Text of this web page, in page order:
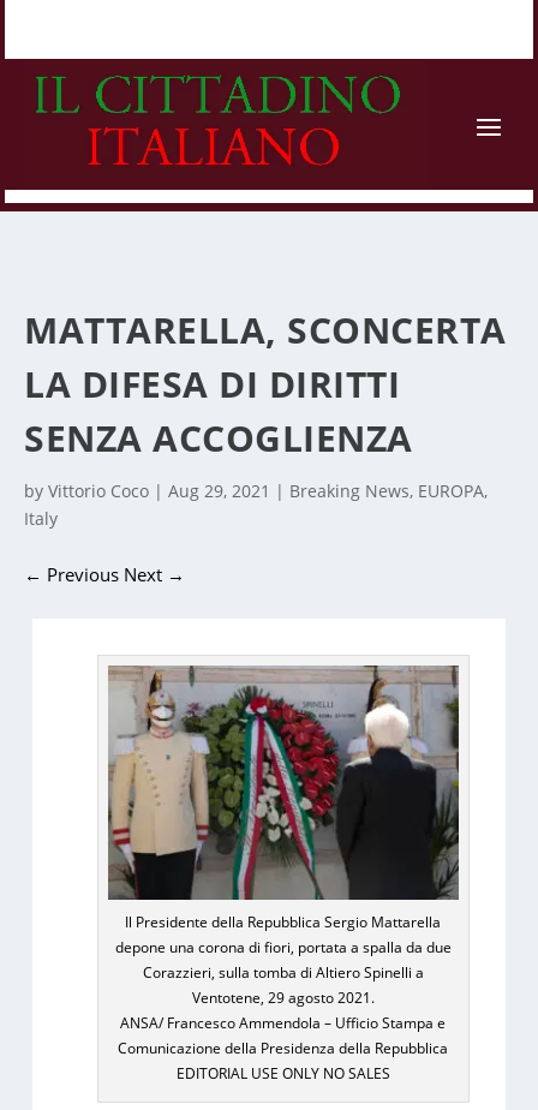
MATTARELLA, SCONCERTA
LA DIFESA DI DIRITTI
SENZA ACCOGLIENZA
byVittorio Coco |Aug 29, 2021 | Breaking News, EUROPA,
Italy
← Previous Next →
Il Presidente della Repubblica Sergio Mattarella
depone una corona di fiori, portata a spalla da due
Corazzieri, sulla tomba di Altiero Spinelli a
Ventotene, 29 agosto 2021.
ANSA/ Francesco Ammendola – Ufficio Stampa e
Comunicazione della Presidenza della Repubblica
EDITORIAL USE ONLY NO SALES